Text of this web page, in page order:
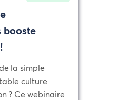
booste
la simple
culture
? Ce webinaire